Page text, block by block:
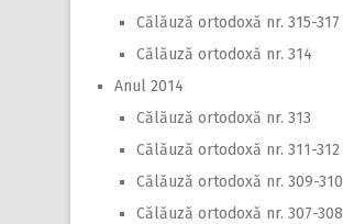
Călăuză ortodoxă nr. 315-317
Călăuză ortodoxă nr. 314
Anul 2014
Călăuză ortodoxă nr. 313
Călăuză ortodoxă nr. 311-312
Călăuză ortodoxă nr. 309-310
Călăuză ortodoxă nr. 307-308